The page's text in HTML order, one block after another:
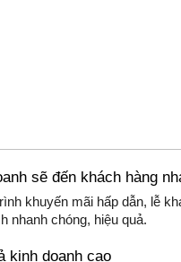
sẽ đến khách hàng
khuyến mãi hấp dẫn, lễ
nhanh chóng, hiệu quả.
kinh doanh cao